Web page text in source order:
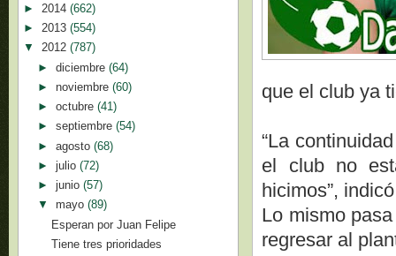
que el club ya
“La
el club no
hicimos”,
Lo mismo
regresar al
► 2014 (662)
► 2013 (554)
▼ 2012 (787)
► diciembre (64)
► noviembre (60)
► octubre (41)
► septiembre (54)
► agosto (68)
► julio (72)
► junio (57)
▼ mayo (89)
Esperan por Juan Felipe
Tiene tres prioridades